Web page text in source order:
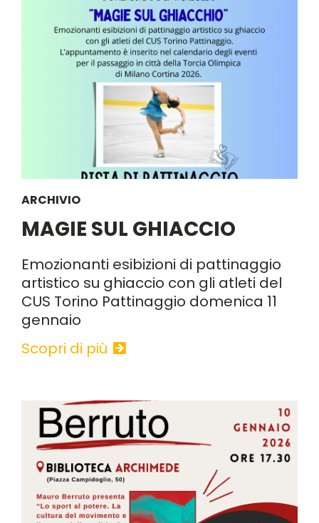
ARCHIVIO
MAGIE SUL GHIACCIO
Emozionanti esibizioni di pattinaggio
artistico su ghiaccio con gli atleti del
CUS Torino Pattinaggio domenica 11
gennaio
Scopri di più